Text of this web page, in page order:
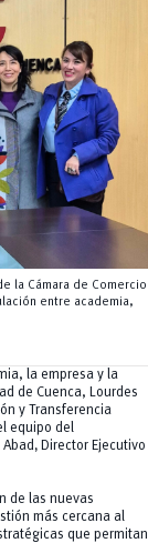
la Cámara de Comercio
entre academia,
la empresa y la
de Cuenca, Lourdes
y Transferencia
equipo del
, Director Ejecutivo
de las nuevas
más cercana al
que permitan